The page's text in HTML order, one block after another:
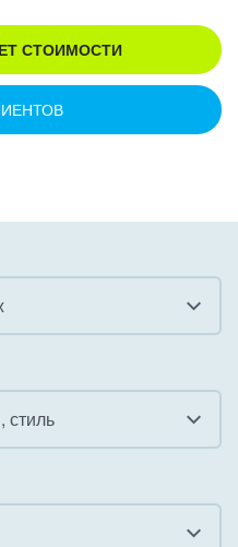
СТОИМОСТИ
стиль